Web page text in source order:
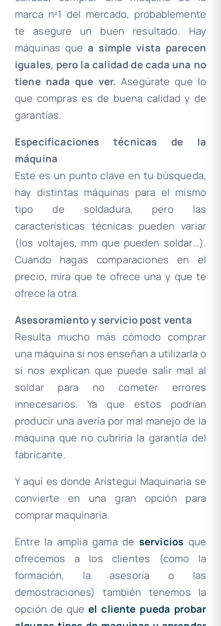
marca nº1 del mercado, probablemente
te asegure un buen resultado. Hay
máquinas quea simple vista parecen
iguales, pero la calidad de cada una no
tiene nada que ver. Asegúrate que lo
que compras es de buena calidad y de
garantías.
Especificaciones técnicas de la
máquina
Este es un punto clave en tu búsqueda,
hay distintas máquinas para el mismo
tipo de soldadura, pero las
características técnicas pueden variar
(los voltajes, mm que pueden soldar…).
Cuando hagas comparaciones en el
precio, mira que te ofrece una y que te
ofrece la otra.
Asesoramiento y servicio post venta
Resulta mucho más cómodo comprar
una máquina si nos enseñan a utilizarla o
si nos explican que puede salir mal al
soldar para no cometer errores
innecesarios. Ya que estos podrían
producir una avería por mal manejo de la
máquina que no cubriría la garantía del
fabricante.
Y aquí es donde Arístegui Maquinaria se
convierte en una gran opción para
comprar maquinaria.
Entre la amplia gama de servicios que
ofrecemos a los clientes (como la
formación, la asesoría o las
demostraciones) también tenemos la
opción de queel cliente pueda probar